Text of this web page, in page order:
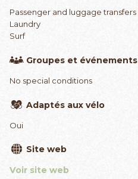
Passenger and luggage transfers
Laundry
Surf
Groupes et événements
No special conditions
Adaptés aux vélo
Oui
Site web
Voir site web